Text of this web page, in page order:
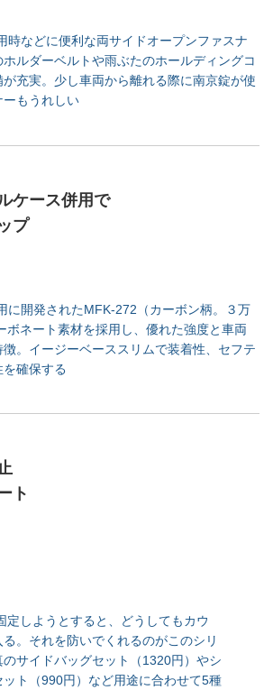
時などに便利な両サイドオープンファスナ
ルダーベルトや雨ぶたのホールディングコ
充実。少し車両から離れる際に南京錠が使
ーもうれしい
ケース併用で
プ
に開発されたMFK-272（カーボン柄。３万
ボネート素材を採用し、優れた強度と車両
。イージーベーススリムで装着性、セフテ
を確保する
ト
定しようとすると、どうしてもカウ
る。それを防いでくれるのがこのシリ
のサイドバッグセット（1320円）やシ
ット（990円）など用途に合わせて5種